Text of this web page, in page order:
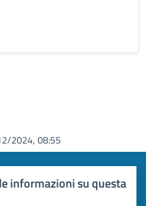
2024, 08:55
informazioni su questa